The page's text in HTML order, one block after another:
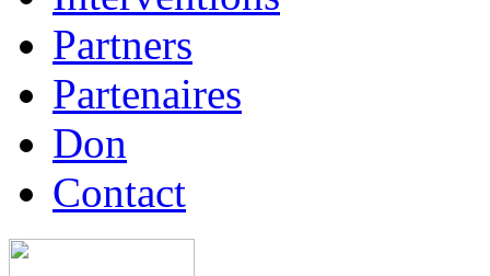
Partners
Partenaires
Don
Contact